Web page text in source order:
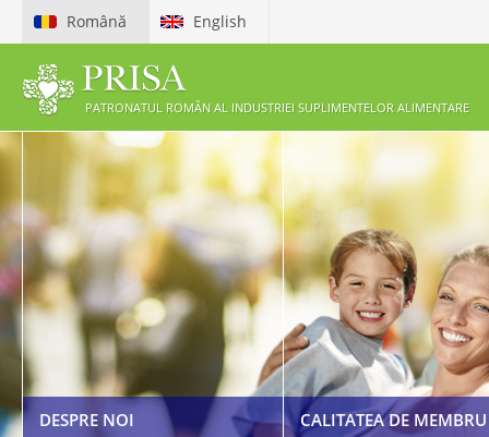
Română English
PATRONATUL ROMÂN AL INDUSTRIEI SUPLIMENTELOR ALIMENTARE
DESPRE NOI
PREZENTARE PRISA
BENEFICII MEMBRI
CERERE DE ADERARE LA PRISA
CALITATEA DE MEMBRU
ETICHETAREA ȘI
SUPLIMENTELOR
COD DE ETICĂ
LEGISLAȚIE